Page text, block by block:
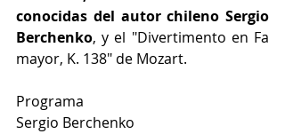
conocidas del autor chileno Sergio
Berchenko, y el "Divertimento en Fa
mayor, K. 138" de Mozart.
Programa
Sergio Berchenko